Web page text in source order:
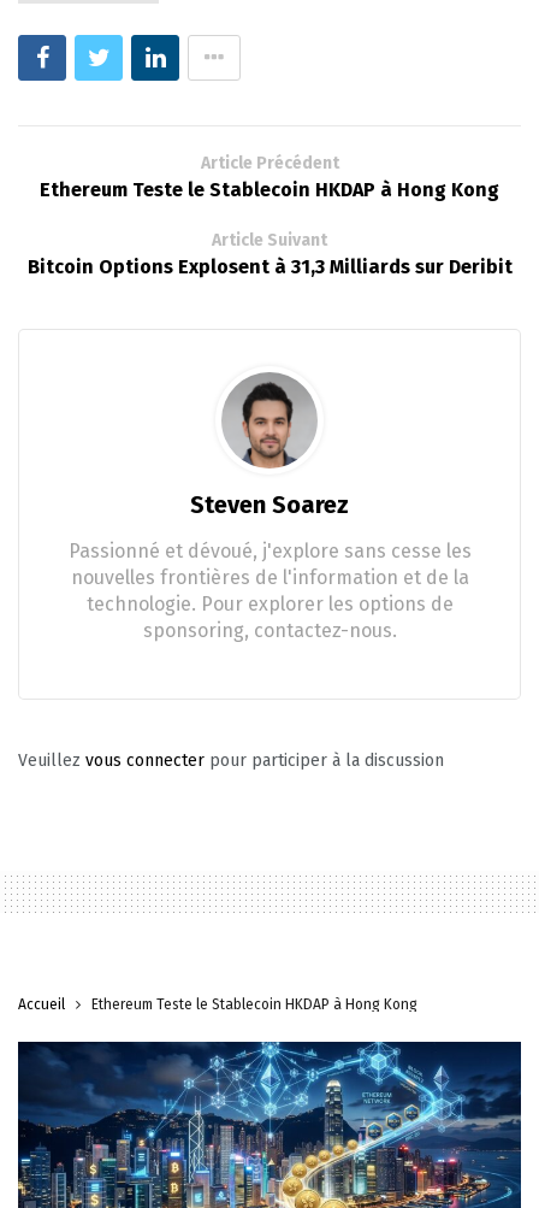
Article Précédent
Ethereum Teste le Stablecoin HKDAP à Hong Kong
Article Suivant
Bitcoin Options Explosent à 31,3 Milliards sur Deribit
Steven Soarez
Passionné et dévoué, j'explore sans cesse les
nouvelles frontières de l'information et de la
technologie. Pour explorer les options de
sponsoring, contactez-nous.
Veuillez vous connecter pour participer à la discussion
Accueil Ethereum Teste le Stablecoin HKDAP à Hong Kong